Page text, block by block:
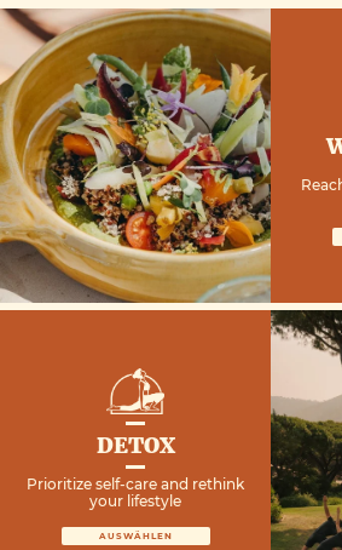
DETOX
Prioritize self-care and rethink
your lifestyle
AUSWÄHLEN